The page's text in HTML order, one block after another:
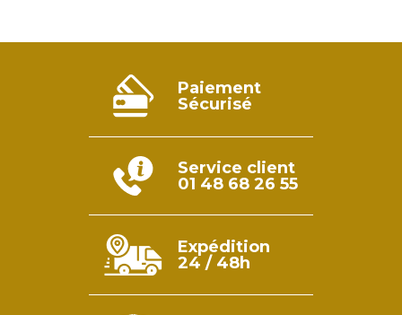
Paiement
Sécurisé
Service client
01 48 68 26 55
Expédition
24 / 48h